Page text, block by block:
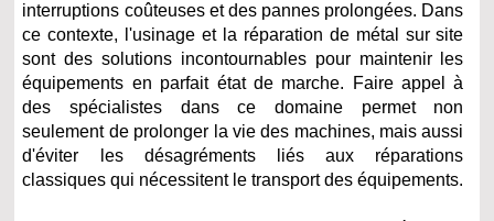
interruptions coûteuses et des pannes prolongées. Dans
ce contexte, l'usinage et la réparation de métal sur site
sont des solutions incontournables pour maintenir les
équipements en parfait état de marche. Faire appel à
des spécialistes dans ce domaine permet non
seulement de prolonger la vie des machines, mais aussi
d'éviter les désagréments liés aux réparations
classiques qui nécessitent le transport des équipements.